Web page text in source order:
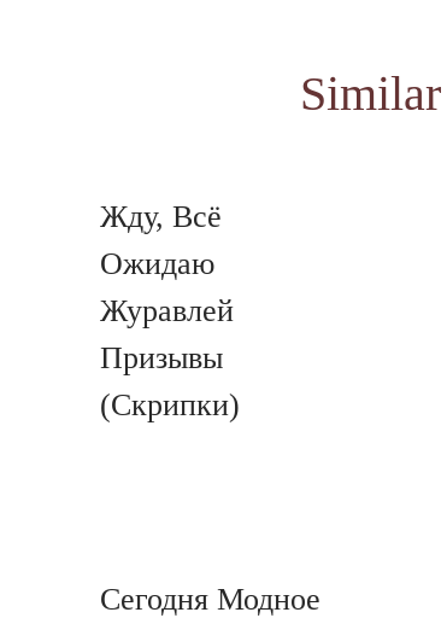
Жду, Всё
Ожидаю
Журавлей
Призывы
(Скрипки)
Сегодня Модное